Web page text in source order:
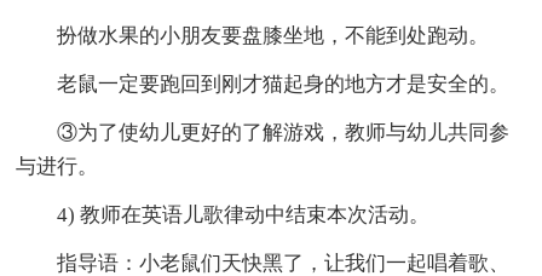
扮做水果的小朋友要盘膝坐地，不能到处跑动。
老鼠一定要跑回到刚才猫起身的地方才是安全的。
③为了使幼儿更好的了解游戏，教师与幼儿共同参
与进行。
4) 教师在英语儿歌律动中结束本次活动。
指导语：小老鼠们天快黑了，让我们一起唱着歌、